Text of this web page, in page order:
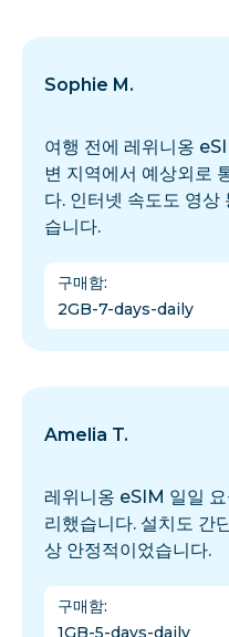
Sophie M.
여행 전에 레위니옹
변 지역에서 예상외로
다. 인터넷 속도도 영
습니다.
구매함:
2GB-7-days-daily
Amelia T.
레위니옹 eSIM 일일
리했습니다. 설치도 간
상 안정적이었습니다.
구매함:
1GB-5-days-daily